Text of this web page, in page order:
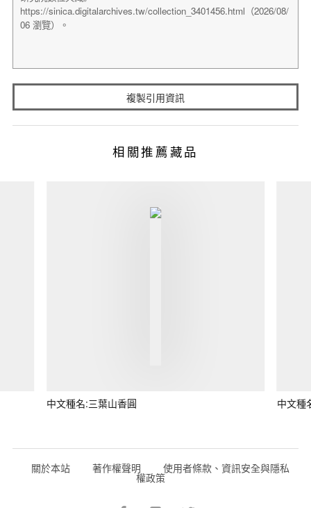
複製引用資訊
相關推薦藏品
中文種名:三葉山香圓 中文種
關於本站 著作權聲明 使用者條款、資訊安全與隱私
權政策